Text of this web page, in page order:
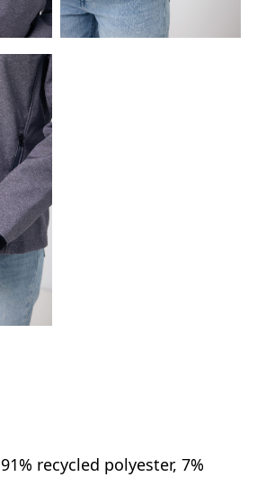
91% recycled polyester, 7%